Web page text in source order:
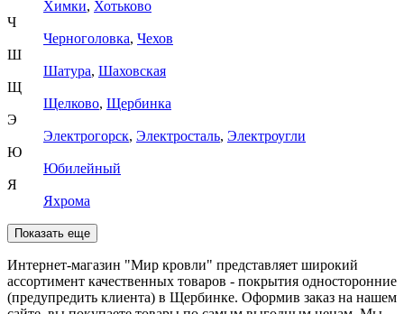
Химки, Хотьково
Ч
Черноголовка, Чехов
Ш
Шатура, Шаховская
Щ
Щелково, Щербинка
Э
Электрогорск, Электросталь, Электроугли
Ю
Юбилейный
Я
Яхрома
Показать еще
Интернет-магазин "Мир кровли" представляет широкий
ассортимент качественных товаров - покрытия односторонние
(предупредить клиента) в Щербинке. Оформив заказ на нашем